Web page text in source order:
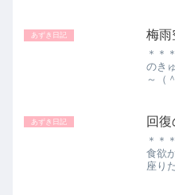
まー♪
れて
あずき日記 梅雨
＊＊
のき
～（
ここ
よっ
あずき日記 回復
＊＊
食欲
座り